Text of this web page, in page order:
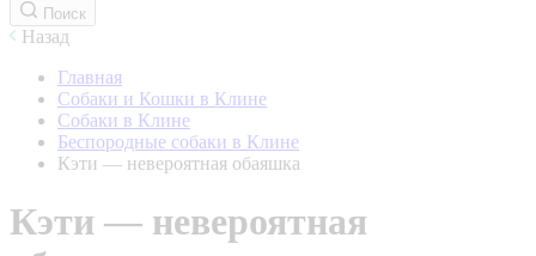
Поиск
Назад
Главная
Собаки и Кошки в Клине
Собаки в Клине
Беспородные собаки в Клине
Кэти — невероятная обаяшка
Кэти — невероятная